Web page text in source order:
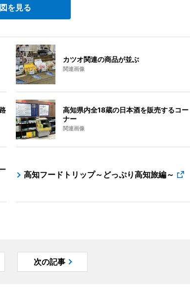
を見る
カツオ関連の商品が並ぶ
関連画像
高知県内全18蔵の日本酒を販売するコー
ナー
関連画像
高知フードトリップ～どっぷり高知旅編～
次の記事